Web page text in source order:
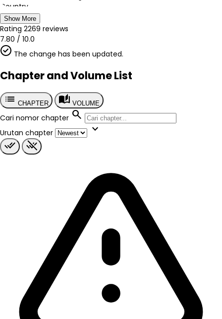
Country
Jepang
Author
Oomi Suzu
Artist
Oomi Suzu
?
2022
Tags
-
Genre
Comedy
Show More
Rating 2269 reviews
7.80 / 10.0
The change has been updated.
Chapter and Volume List
list CHAPTER auto_stories VOLUME
Cari nomor chapter search
Urutan chapter
expand_more
done_all
remove_done